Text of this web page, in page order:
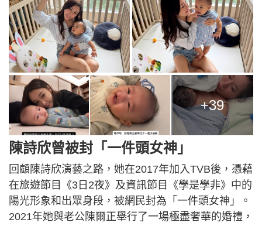
+39
陳詩欣曾被封「一件頭女神」
回顧陳詩欣演藝之路，她在2017年加入TVB後，憑藉
在旅遊節目《3日2夜》及資訊節目《學是學非》中的
陽光形象和出眾身段，被網民封為「一件頭女神」。
2021年她與老公陳爾正舉行了一場極盡奢華的婚禮，